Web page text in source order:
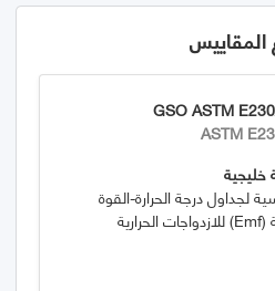
GSO ASTM
ASTM
لجداول درجة الحرارة-القوة
الدافعة الكهربائية (emf) للازدواجات الحرارية